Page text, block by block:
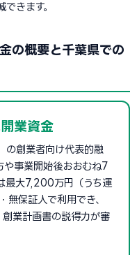
きます。
の概要と千葉県での
業資金
の創業者向け代表的融
や事業開始後おおむね7
最大7,200万円（うち運
保証人で利用でき、
創業計画書の説得力が審